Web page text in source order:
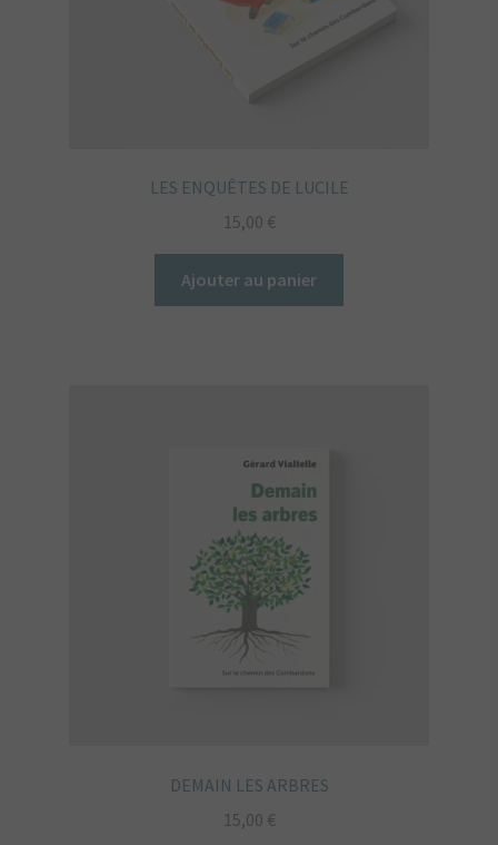
LES ENQUÊTES DE LUCILE
15,00 €
Ajouter au panier
DEMAIN LES ARBRES
15,00 €